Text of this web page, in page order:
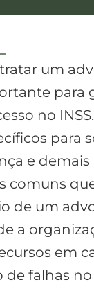
um
para
no
para
e
comuns
de um
a
em
de falhas